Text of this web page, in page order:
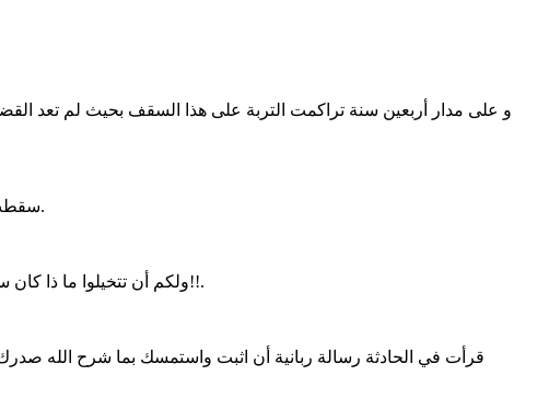
و على مدار أربعين سنة تراكمت التربة على هذا السقف بحيث لم تعد
المهم في الموضوع هو أن طوبة إسمنتية مصمتة عظيمة الحجم (brique pleine beton) سقطت دون أن تكسر في المكان الذي كنت واقفا فيه.
ولكم أن تتخيلوا ما ذا كان سيحدث لو لم أتراجع عدة سنتمترات على عجل ، فحوالي 30 كلغ من خرسانة ذلك الزمان كانت ستسقط على الرأس من علو ثلاثة أمتار!!.
قرأت في الحادثة رسالة ربانية أن اثبت واستمسك بما شرح الله